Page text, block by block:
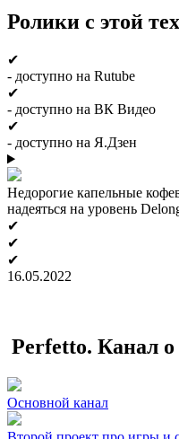
Ролики с этой
✔
- доступно на Rutube
✔
- доступно на ВК Видео
✔
- доступно на Я.Дзен
Недорогие капельные
надеяться на уровень
✔
✔
✔
16.05.2022
Perfetto. Канал
Основной канал